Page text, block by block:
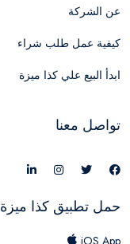
عن الشركة
كيفية عمل طلب شراء
ابدأ البيع علي كذا ميزة
تواصل معنا
حمل تطبيق كذا ميزة
iOS App